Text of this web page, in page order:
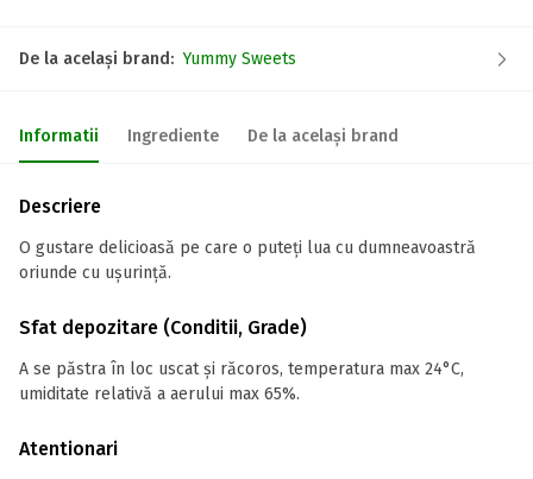
De la același brand: Yummy Sweets
Informatii Ingrediente De la același brand
Descriere
O gustare delicioasă pe care o puteți lua cu dumneavoastră
oriunde cu ușurință.
Sfat depozitare (Conditii, Grade)
A se păstra în loc uscat și răcoros, temperatura max 24°C,
umiditate relativă a aerului max 65%.
Atentionari